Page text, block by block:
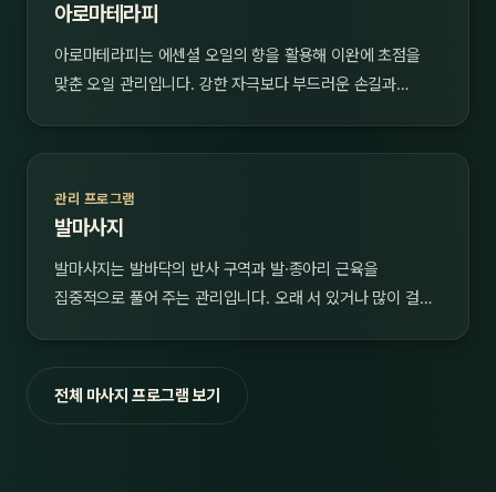
아로마테라피
아로마테라피는 에센셜 오일의 향을 활용해 이완에 초점을
맞춘 오일 관리입니다. 강한 자극보다 부드러운 손길과…
관리 프로그램
발마사지
발마사지는 발바닥의 반사 구역과 발·종아리 근육을
집중적으로 풀어 주는 관리입니다. 오래 서 있거나 많이 걸…
전체 마사지 프로그램 보기